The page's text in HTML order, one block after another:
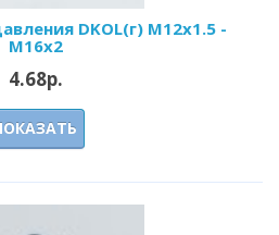
DKOL(г) M12x1.5 -
M16x2
4.68р.